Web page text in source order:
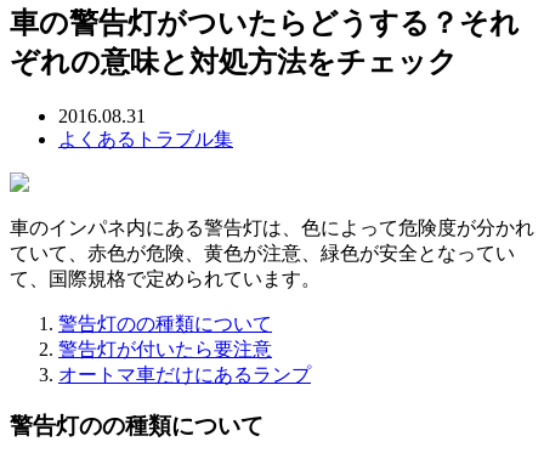
車の警告灯がついたらどうする？それ
ぞれの意味と対処方法をチェック
2016.08.31
よくあるトラブル集
車のインパネ内にある警告灯は、色によって危険度が分かれ
ていて、赤色が危険、黄色が注意、緑色が安全となってい
て、国際規格で定められています。
警告灯のの種類について
警告灯が付いたら要注意
オートマ車だけにあるランプ
警告灯のの種類について